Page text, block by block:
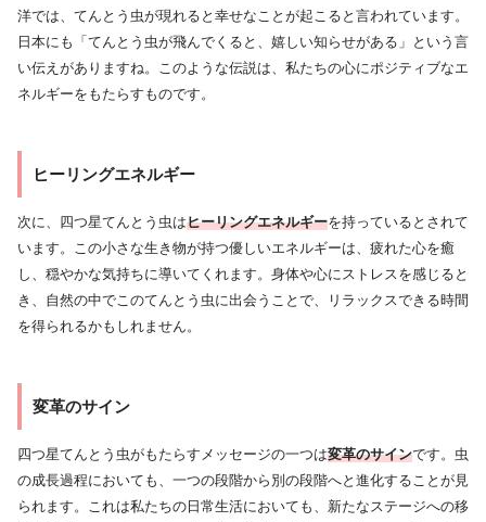
洋では、てんとう虫が現れると幸せなことが起こると言われています。
日本にも「てんとう虫が飛んでくると、嬉しい知らせがある」という言
い伝えがありますね。このような伝説は、私たちの心にポジティブなエ
ネルギーをもたらすものです。
ヒーリングエネルギー
次に、四つ星てんとう虫はヒーリングエネルギーを持っているとされて
います。この小さな生き物が持つ優しいエネルギーは、疲れた心を癒
し、穏やかな気持ちに導いてくれます。身体や心にストレスを感じると
き、自然の中でこのてんとう虫に出会うことで、リラックスできる時間
を得られるかもしれません。
変革のサイン
四つ星てんとう虫がもたらすメッセージの一つは変革のサインです。虫
の成長過程においても、一つの段階から別の段階へと進化することが見
られます。これは私たちの日常生活においても、新たなステージへの移